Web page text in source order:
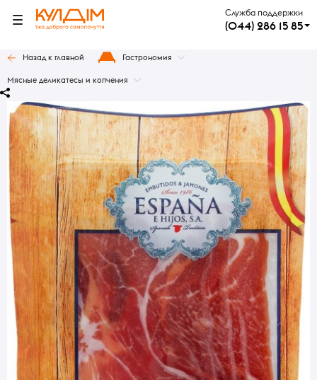
Служба поддержки
(044) 286 15 85
Назад к главной Гастрономия
Мясные деликатесы и копчения